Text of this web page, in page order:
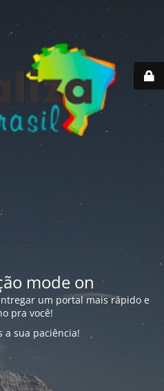
mode on
um portal mais rápido e
pra você!
a sua paciência!